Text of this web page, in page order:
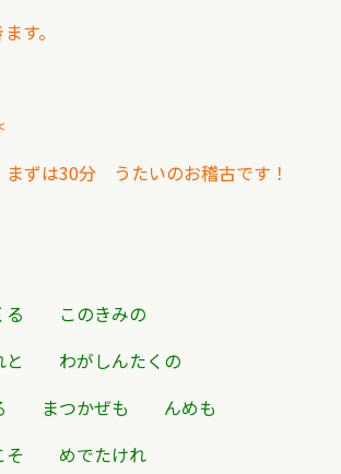
す。
まずは30分 うたいのお稽古です！
る このきみの
と わがしんたくの
る まつかぜも んめも
そ めでたけれ